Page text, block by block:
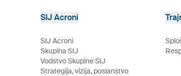
SIJ Acroni
SIJ Acroni
Skupina SIJ
Vodstvo Skupine SIJ
Strategija, vizija, poslanstvo